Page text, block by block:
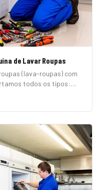
de Lavar Roupas
(lava-roupas) com
todos os tipos:
semi-automática,
Consul, Electrolux,
Philco, Continental e
em domicílio com